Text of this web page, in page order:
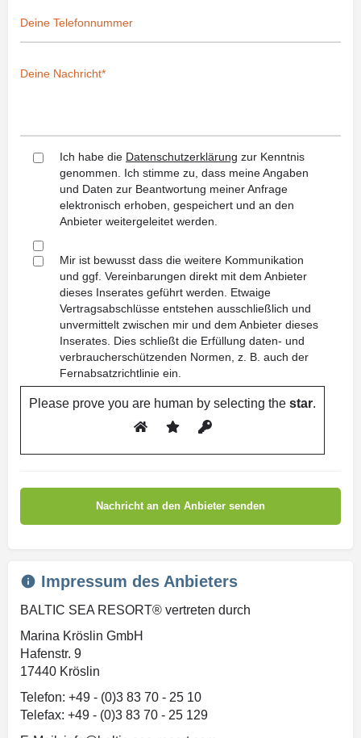
Ich habe die Datenschutzerklärung zur Kenntnis
genommen. Ich stimme zu, dass meine Angaben
und Daten zur Beantwortung meiner Anfrage
elektronisch erhoben, gespeichert und an den
Anbieter weitergeleitet werden.
Mir ist bewusst dass die weitere Kommunikation
und ggf. Vereinbarungen direkt mit dem Anbieter
dieses Inserates geführt werden. Etwaige
Vertragsabschlüsse entstehen ausschließlich und
unvermittelt zwischen mir und dem Anbieter dieses
Inserates. Dies schließt die Erfüllung daten- und
verbraucherschützenden Normen, z. B. auch der
Fernabsatzrichtlinie ein.
Please prove you are human by selecting the star.
Impressum des Anbieters
BALTIC SEA RESORT® vertreten durch
Marina Kröslin GmbH
Hafenstr. 9
17440 Kröslin
Telefon: +49 - (0)3 83 70 - 25 10
Telefax: +49 - (0)3 83 70 - 25 129